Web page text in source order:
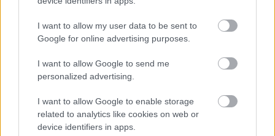
I want to allow my user data to be sent to
Google for online advertising purposes.
I want to allow Google to send me
personalized advertising.
I want to allow Google to enable storage
related to analytics like cookies on web or
device identifiers in apps.